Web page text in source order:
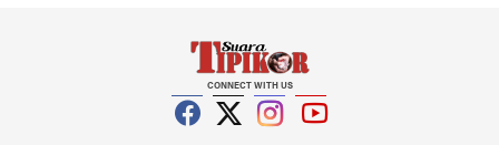
CONNECT WITH US